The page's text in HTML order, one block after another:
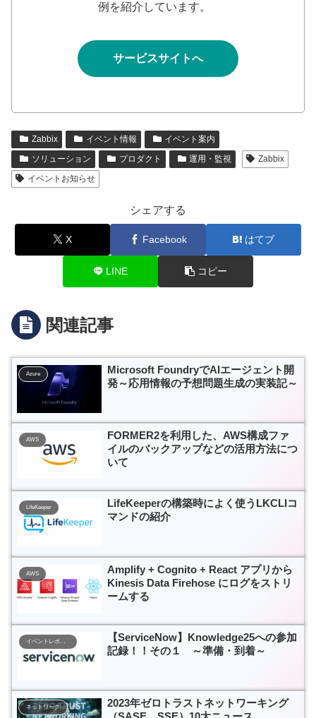
例を紹介しています。
サービスサイトへ
Zabbix イベント情報
イベント案内
ソリューション
プロダクト 運用・監視
Zabbix
イベントお知らせ
シェアする
X Facebook はてブ
LINE コピー
関連記事
Azure
Microsoft FoundryでAIエージェント開
発～応用情報の予想問題生成の実装記～
AWS
FORMER2を利用した、AWS構成ファ
イルのバックアップなどの活用方法につ
いて
LifeKeeper
LifeKeeperの構築時によく使うLKCLIコ
マンドの紹介
AWS
Amplify + Cognito + React アプリから
Kinesis Data Firehose にログをストリ
ームする
イベントレポート
【ServiceNow】Knowledge25への参加
記録！！その１ ～準備・到着～
ネットワーク
2023年ゼロトラストネットワーキング